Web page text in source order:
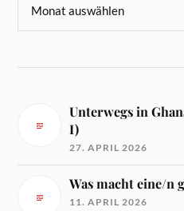
Unterwegs in
I)
27. APRIL 2026
Was macht eine/n
11. APRIL 2026